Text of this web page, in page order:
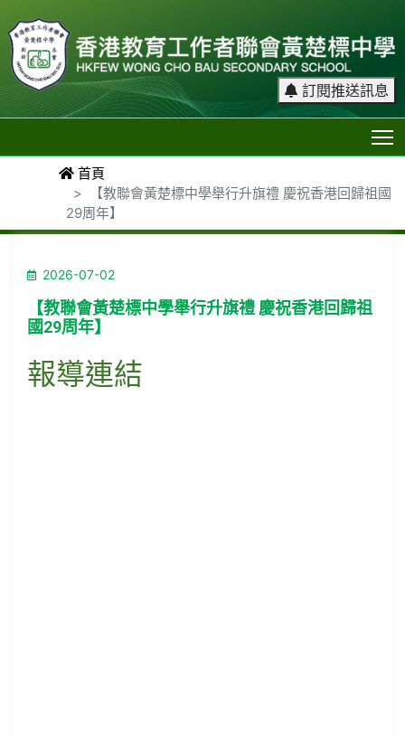
訂閱推送訊息
首頁
【教聯會黃楚標中學舉行升旗禮 慶祝香港回歸祖國
29周年】
2026-07-02
【教聯會黃楚標中學舉行升旗禮 慶祝香港回歸祖
國29周年】
報導連結